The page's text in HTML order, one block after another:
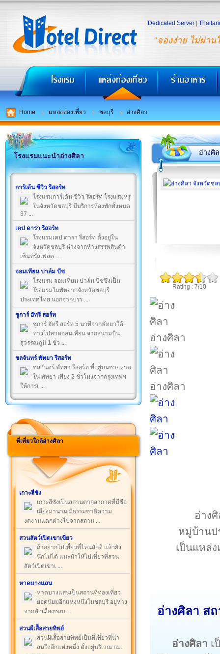
"จองง่าย ไม่ผ่าน
Dedicated Server
Home แหล่งท่องเที่ยว ชลบุรี อ่างศิลา
โรงแรมแนะนำอ่างศิลา
การ์เด้น ซีวิว รีสอร์ท
โรงแรมการ์เด้น ซีวิว รีสอร์ท โรงแรมหรู
ในจังหวัดชลบุรี มีบริการห้องพักทั้งหมด
37 ...
เคป ดารา รีสอร์ท
โรงแรมเคป ดารา รีสอร์ท ตั้งอยู่ใน
จังหวัดชลบุรี ห่างจากห้างสรรพสินค้า
เซ็นทรัลเฟสต ...
จอมเทียน ปาล์ม บีช
โรงแรม จอมเทียน ปาล์ม บีชซึ่งเป็น
โรงแรมในพัทยากจังหวัดชลบุรี
ประเทศไทย นอกจากบรร ...
ชูการ์ ฮัทรี สอร์ท
ชูการ์ ฮัทรี สอร์ท 5 นาทีจากพัทยาใต้
ทางไปหาดจอมเทียน จากสนามบิน
สุวรรณภูมิ 1 ชั่ว ...
ชลจันทร์ พัทยา รีสอร์ท
ชลจันทร์ พัทยา รีสอร์ท ที่อยู่บนชายหาด
ใน พัทยา เพียง 2 ชั่วโมงจากกรุงเทพฯ
ให้การเ ...
ที่เที่ยวใกล้อ่างศิลา
เกาะสีชัง
เกาะสีชังเป็นสถานตากอากาศที่มีชื่อ
เสียงมานาน มีธรรมชาติความ
งดงามแตกต่างไปจากสถาน ...
สวนสัตว์เปิดเขาเขียว
ถ้าอยากไปเที่ยวที่ไหนสักที่ แล้วยัง
นึกไม่ได้ แนะนำให้ไปเที่ยวที่สวน
สัตว์เปิดเขาเ ...
หาดบางแสน
หาดบางแสนเป็นสถานที่ท่องเที่ยว
ยอดนิยมอีกแห่งหนึ่งในชลบุรี อยู่ห่าง
จากตัวเมืองชลบ ...
สวนผีเสื้อสายทิพย์
สวนผีเสื้อสายทิพย์เป็นที่เที่ยวที่น่า
สนใจอีกแห่งหนึ่ง ตั้งอยู่บริเวณ กม.
อ่างศิ
Rating : 7/10
อ่างศิลา
อ่างศิลา
อ่าง
หมู่บ้านป
เป็นแหล่
อ่างศิลา ส
อ่างศิลา เ